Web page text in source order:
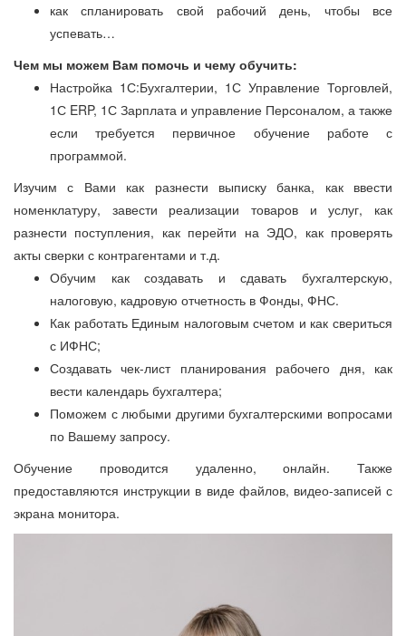
как спланировать свой рабочий день, чтобы все
успевать…
Чем мы можем Вам помочь и чему обучить:
Настройка 1С:Бухгалтерии, 1С Управление Торговлей,
1С ERP, 1С Зарплата и управление Персоналом, а также
если требуется первичное обучение работе с
программой.
Изучим с Вами как разнести выписку банка, как ввести
номенклатуру, завести реализации товаров и услуг, как
разнести поступления, как перейти на ЭДО, как проверять
акты сверки с контрагентами и т.д.
Обучим как создавать и сдавать бухгалтерскую,
налоговую, кадровую отчетность в Фонды, ФНС.
Как работать Единым налоговым счетом и как свериться
с ИФНС;
Создавать чек-лист планирования рабочего дня, как
вести календарь бухгалтера;
Поможем с любыми другими бухгалтерскими вопросами
по Вашему запросу.
Обучение проводится удаленно, онлайн. Также
предоставляются инструкции в виде файлов, видео-записей с
экрана монитора.